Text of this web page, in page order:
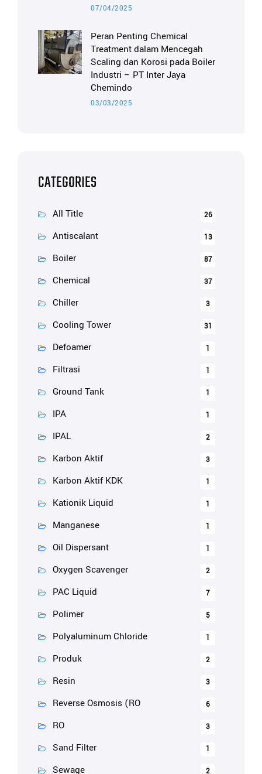
07/04/2025
Peran Penting Chemical
Treatment dalam Mencegah
Scaling dan Korosi pada Boiler
Industri – PT Inter Jaya
Chemindo
03/03/2025
CATEGORIES
All Title 26
Antiscalant 13
Boiler 87
Chemical 37
Chiller 3
Cooling Tower 31
Defoamer 1
Filtrasi 1
Ground Tank 1
IPA 1
IPAL 2
Karbon Aktif 3
Karbon Aktif KDK 1
Kationik Liquid 1
Manganese 1
Oil Dispersant 1
Oxygen Scavenger 2
PAC Liquid 7
Polimer 5
Polyaluminum Chloride 1
Produk 2
Resin 3
Reverse Osmosis (RO 6
RO 3
Sand Filter 1
Sewage 2